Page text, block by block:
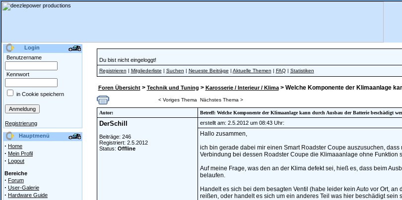
Login
Benutzername
Kennwort
in Cookie speichern
Registrierung
Hauptmenü
· Home
· Mein Profil
· Logout
Bereiche
· Forum
· User-Galerie
· Hardware Guide
Du bist nicht eingeloggt!
Registrieren | Mitgliederliste | Suchen | Neueste Beiträge | Aktuelle Themen | FAQ| Statistiken
Foren Übersicht> Technik und Tuning > Karosserie / Interieur / Klima> Welche Komponente der Klimaanlage
< Voriges Thema Nächstes Thema >
Autor: Betreff: Welche Komponente der Klimaanlage kann durch Ausbau der Batterie beschädigt
DerSchill
Beiträge: 246
Registriert: 2.5.2012
Status: Offline
erstellt am: 2.5.2012 um 08:43 Uhr:
Hallo zusammen,
ich bin gerade dabei mir einen Smart Roadster Coupe auszusuchen,
Verbindung bei dessen Roadster Coupe die Klimaaanlage ohne Funktion
Auf meine Frage, was den an der Klima defekt sei, hieß es, dass beim
belaufen.
Handelt es sich bei dem besagten Ventil (habe leider kein Auto vor Ort,
reißen, oder handelt es sich um ein anderes Teil was hier beschädigt sein